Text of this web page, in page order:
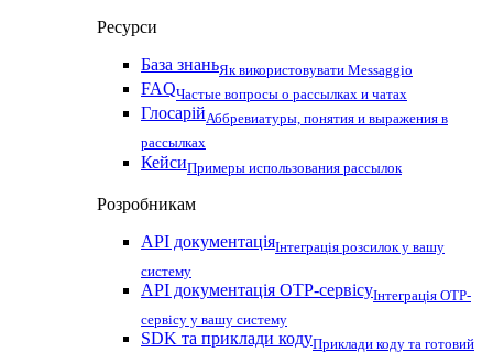
Ресурси
База знаньЯк використовувати Messaggio
FAQЧастые вопросы о рассылках и чатах
ГлосарійАббревиатуры, понятия и выражения в
рассылках
КейсиПримеры использования рассылок
Розробникам
API документаціяІнтеграція розсилок у вашу
систему
API документація OTP-сервісуІнтеграція OTP-
сервісу у вашу систему
SDK та приклади кодуПриклади коду та готовий